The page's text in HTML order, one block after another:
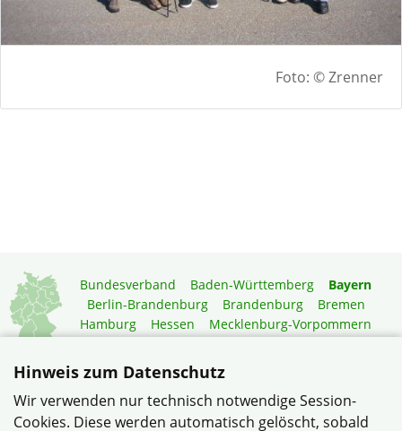
Foto: © Zrenner
Bundesverband Baden-Württemberg
Bayern
Berlin-Brandenburg
Brandenburg
Bremen
Hamburg
Hessen
Mecklenburg-Vorpommern
Rheinland-Pfalz
Sachsen-Anhalt
Schleswig-Holstein
Mitgliedermagazin
Gartenberatung
Hinweis zum Datenschutz
Wir verwenden nur technisch notwendige Session-
Cookies. Diese werden automatisch gelöscht, sobald